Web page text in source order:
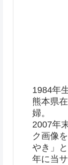
1984年
熊本県
婦。
2007年
ク画像
やき」
年に当